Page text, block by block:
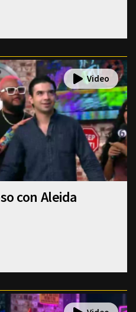
con Aleida